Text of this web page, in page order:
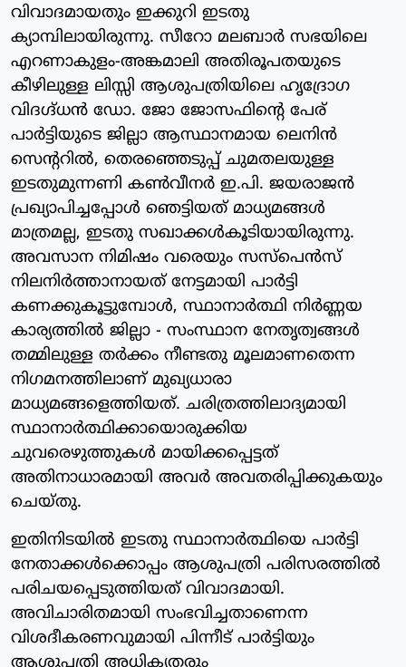
വിവാദമായതും ഇക്കുറി ഇടതു
ക്യാമ്പിലായിരുന്നു. സീറോ മലബാര്‍ സഭയിലെ
എറണാകുളം-അങ്കമാലി അതിരൂപതയുടെ
കീഴിലുള്ള ലിസ്സി ആശുപത്രിയിലെ ഹൃദ്രോഗ
വിദഗ്ദ്ധന്‍ ഡോ. ജോ ജോസഫിന്റെ പേര്
പാര്‍ട്ടിയുടെ ജില്ലാ ആസ്ഥാനമായ ലെനിന്‍
സെന്ററില്‍, തെരഞ്ഞെടുപ്പ് ചുമതലയുള്ള
ഇടതുമുന്നണി കണ്‍വീനര്‍ ഇ.പി. ജയരാജന്‍
പ്രഖ്യാപിച്ചപ്പോള്‍ ഞെട്ടിയത് മാധ്യമങ്ങള്‍
മാത്രമല്ല, ഇടതു സഖാക്കള്‍കൂടിയായിരുന്നു.
അവസാന നിമിഷം വരെയും സസ്‌പെന്‍സ്
നിലനിര്‍ത്താനായത് നേട്ടമായി പാര്‍ട്ടി
കണക്കുകൂട്ടുമ്പോള്‍, സ്ഥാനാര്‍ത്ഥി നിര്‍ണ്ണയ
കാര്യത്തില്‍ ജില്ലാ - സംസ്ഥാന നേതൃത്വങ്ങള്‍
തമ്മിലുള്ള തര്‍ക്കം നീണ്ടതു മൂലമാണതെന്ന
നിഗമനത്തിലാണ് മുഖ്യധാരാ
മാധ്യമങ്ങളെത്തിയത്. ചരിത്രത്തിലാദ്യമായി
സ്ഥാനാര്‍ത്ഥിക്കായൊരുക്കിയ
ചുവരെഴുത്തുകള്‍ മായിക്കപ്പെട്ടത്
അതിനാധാരമായി അവര്‍ അവതരിപ്പിക്കുകയും
ചെയ്തു.
ഇതിനിടയില്‍ ഇടതു സ്ഥാനാര്‍ത്ഥിയെ പാര്‍ട്ടി
നേതാക്കള്‍ക്കൊപ്പം ആശുപത്രി പരിസരത്തില്‍
പരിചയപ്പെടുത്തിയത് വിവാദമായി.
അവിചാരിതമായി സംഭവിച്ചതാണെന്ന
വിശദീകരണവുമായി പിന്നീട് പാര്‍ട്ടിയും